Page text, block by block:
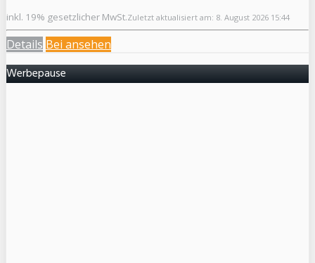
inkl. 19% gesetzlicher MwSt.Zuletzt aktualisiert am: 8. August 2026 15:44
Details Bei ansehen
Werbepause